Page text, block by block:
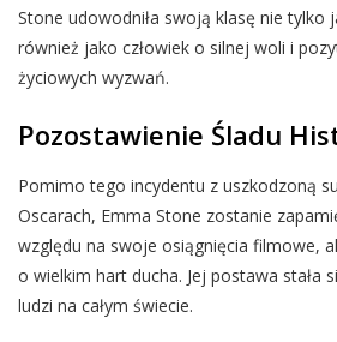
Stone udowodniła swoją klasę nie tylko
również jako człowiek o silnej woli i
życiowych wyzwań.
Pozostawienie Śladu
Pomimo tego incydentu z uszkodzoną
Oscarach, Emma Stone zostanie
względu na swoje osiągnięcia filmowe,
o wielkim hart ducha. Jej postawa stała
ludzi na całym świecie.